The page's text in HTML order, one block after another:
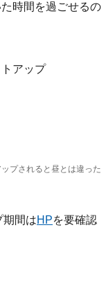
時間を過ごせるの
プされると昼とは違った
期間はHPを要確認